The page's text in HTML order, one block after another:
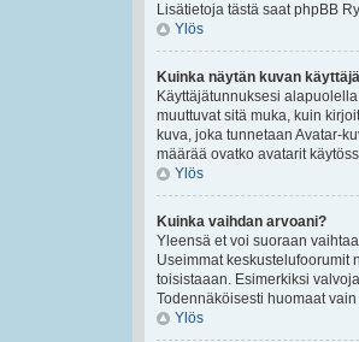
Lisätietoja tästä saat phpBB
Ylös
Kuinka näytän kuvan
Käyttäjätunnuksesi
muuttuvat sitä muka, kuin
kuva, joka tunnetaan Avatar-
määrää ovatko avatarit
Ylös
Kuinka vaihdan arvoani?
Yleensä et voi suoraan
Useimmat keskustelufoorumit
toisistaaan. Esimerkiksi
Todennäköisesti huomaat
Ylös